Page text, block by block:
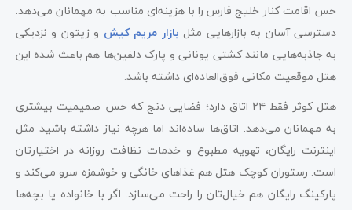
حس اقامت کنار خلیج فارس را با هزینه‌ای مناسب به مهمانان می‌دهد.
دسترسی آسان به بازارهایی مثل بازار مریم کیش و زیتون و نزدیکی
به جاذبه‌هایی مانند کشتی یونانی و پارک دلفین‌ها هم باعث شده این
هتل موقعیت مکانی فوق‌العاده‌ای داشته باشد.
هتل کوثر فقط ۲۴ اتاق دارد؛ فضایی دنج که حس صمیمیت بیشتری
به مهمانان می‌دهد. اتاق‌ها ساده‌اند اما هرچه نیاز داشته باشید مثل
اینترنت رایگان، تهویه مطبوع و خدمات نظافت روزانه در اختیارتان
است. رستوران کوچک هتل هم غذاهای خانگی و خوشمزه سرو می‌کند و
پارکینگ رایگان هم خیال‌تان را راحت می‌سازد. اگر با خانواده یا بچه‌ها